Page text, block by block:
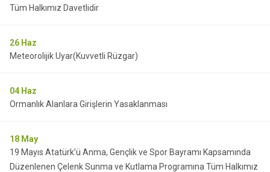
Tüm Halkımız Davetlidir
26 Haz
Meteorolijik Uyar(Kuvvetli Rüzgar)
04 Haz
Ormanlık Alanlara Girişlerin Yasaklanması
18 May
19 Mayıs Atatürk’ü Anma, Gençlik ve Spor Bayramı Kapsamında
Düzenlenen Çelenk Sunma ve Kutlama Programına Tüm Halkımız